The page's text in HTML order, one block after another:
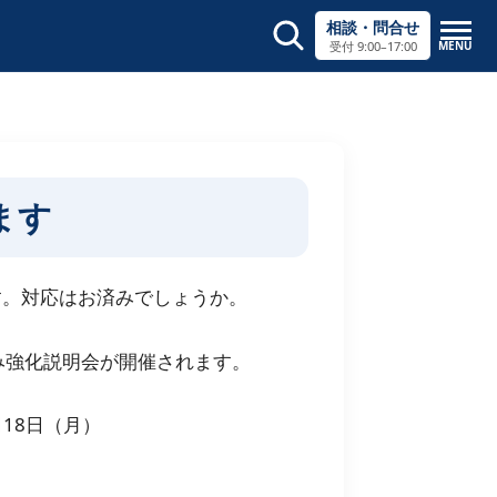
相談・問合せ
受付 9:00–17:00 MENU
す
対応はお済みでしょうか。
化説明会が開催されます。
日（月）